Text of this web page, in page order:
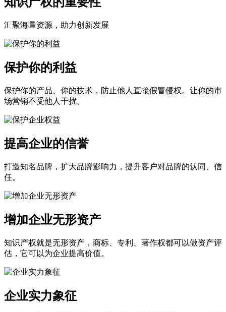
汇聚海量资源，助力创新发展
保护你的利益
保护你的产品、你的技术，防止他人直接假冒侵权。让你的市
场营销不受他人干扰。
提高企业的信誉
打造知名品牌，扩大品牌影响力，提升客户对品牌的认同、信
任。
增加企业无形资产
知识产权就是无形资产，商标、专利、著作权都可以做资产评
估，它可以为企业提高价值。
企业实力象征